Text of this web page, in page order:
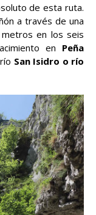
de esta ruta.
a través de una
metros en los seis
en Peña
San Isidro o río